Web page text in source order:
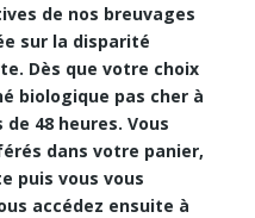
de nos breuvages
sur la disparité
Dès que votre choix
biologique pas cher à
de 48 heures. Vous
dans votre panier,
puis vous vous
accédez ensuite à